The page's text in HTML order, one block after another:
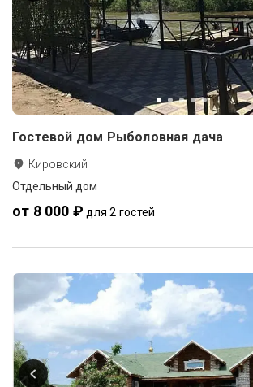
Гостевой дом Рыболовная дача
Кировский
Отдельный дом
от 8 000 ₽ для 2 гостей